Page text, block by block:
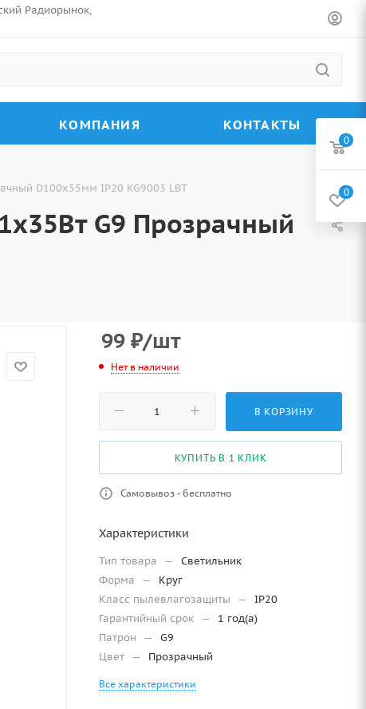
Радиорынок,
КОМПАНИЯ КОНТАКТЫ
D100х55мм IP20 KG9003 LBT
G9 Прозрачный
99 ₽/шт
Нет в наличии
В КОРЗИНУ
КУПИТЬ В 1 КЛИК
Самовывоз - бесплатно
Характеристики
Тип товара —
Светильник
Форма
—
Круг
Класс пылевлагозащиты
—
IP20
Гарантийный срок —
1 год(а)
Патрон
—
G9
Цвет — Прозрачный
Все характеристики
0
0